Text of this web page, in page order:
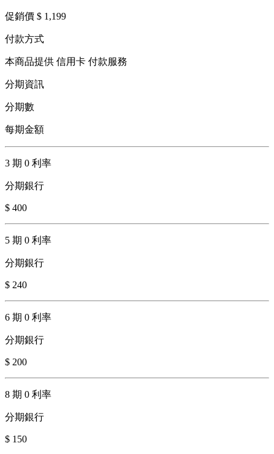
促銷價 $ 1,199
付款方式
本商品提供 信用卡 付款服務
分期資訊
分期數
每期金額
3 期 0 利率
分期銀行
$ 400
5 期 0 利率
分期銀行
$ 240
6 期 0 利率
分期銀行
$ 200
8 期 0 利率
分期銀行
$ 150